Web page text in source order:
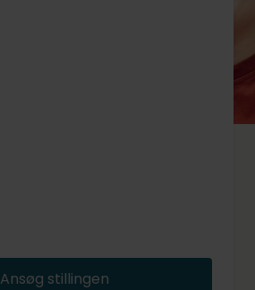
Ansøg stillingen